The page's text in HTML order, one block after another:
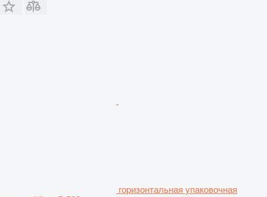
горизонтальная упаковочная